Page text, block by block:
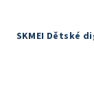
SKMEI Dětské